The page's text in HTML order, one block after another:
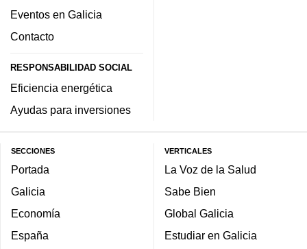
Eventos en Galicia
Contacto
RESPONSABILIDAD SOCIAL
Eficiencia energética
Ayudas para inversiones
SECCIONES
Portada
Galicia
Economía
España
VERTICALES
La Voz de la Salud
Sabe Bien
Global Galicia
Estudiar en Galicia